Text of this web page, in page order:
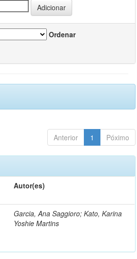
Ordenar
Anterior 1 Póximo
Autor(es)
Garcia, Ana Saggioro; Kato, Karina
Yoshie Martins